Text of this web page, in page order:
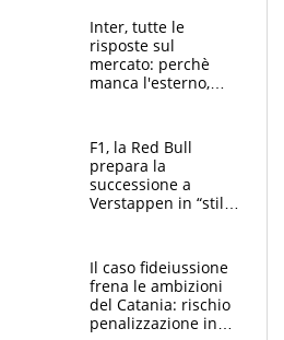
Inter, tutte le
risposte sul
mercato: perchè
manca l'esterno,
vero obiettivo di
Marotta
F1, la Red Bull
prepara la
successione a
Verstappen in “stile
attacco all’Italia
Il caso fideiussione
frena le ambizioni
del Catania: rischio
penalizzazione in